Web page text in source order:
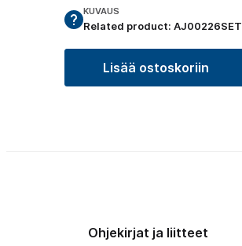
KUVAUS
Related product: AJ00226SET
Lisää ostoskoriin
Ohjekirjat ja liitteet